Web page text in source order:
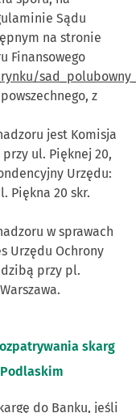
Sądu
na stronie
Finansowego
z
jest Komisja
ul. Pięknej 20,
Urzędu:
Piękna 20 skr.
w sprawach
Urzędu Ochrony
przy pl.
skarg
do Banku, jeśli